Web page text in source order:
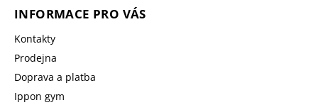
INFORMACE PRO VÁS
Kontakty
Prodejna
Doprava a platba
Ippon gym